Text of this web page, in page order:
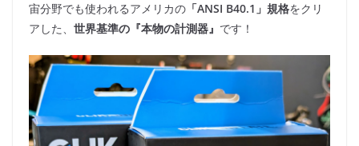
宙分野でも使われるアメリカの 「ANSI B40.1」規格をクリ
アした、 世界基準の『本物の計測器』 です！